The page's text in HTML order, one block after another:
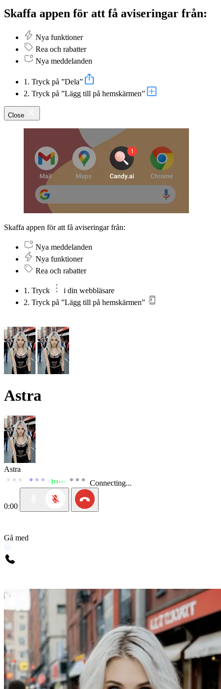
Skaffa appen för att få aviseringar från:
Nya funktioner
Rea och rabatter
Nya meddelanden
1. Tryck på ”Dela”
2. Tryck på ”Lägg till på hemskärmen”
Close
Skaffa appen för att få aviseringar från:
Nya meddelanden
Nya funktioner
Rea och rabatter
1. Tryck
i din webbläsare
2. Tryck på ”Lägg till på hemskärmen”
Astra
Astra
Connecting...
0:00
Gå med